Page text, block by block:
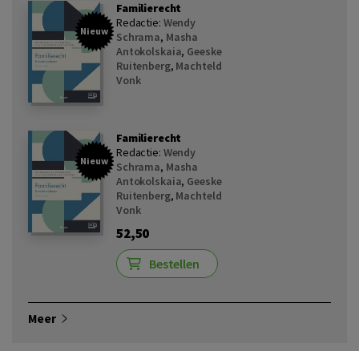
Nieuw
Familierecht
Redactie: Wendy
Schrama, Masha
Antokolskaia, Geeske
Ruitenberg, Machteld
Vonk
Nieuw
Familierecht
Redactie: Wendy
Schrama, Masha
Antokolskaia, Geeske
Ruitenberg, Machteld
Vonk
52,50
Bestellen
Meer